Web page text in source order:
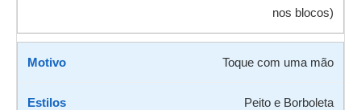
nos blocos)
Toque com uma mão
Peito e Borboleta